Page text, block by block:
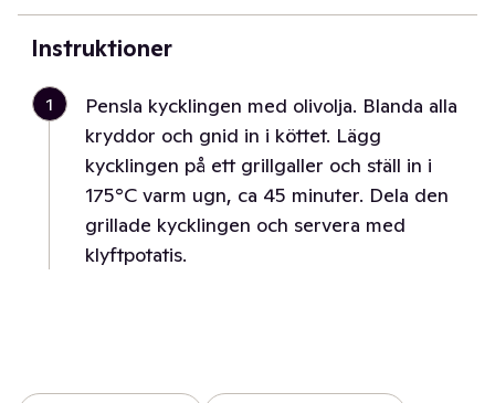
Instruktioner
1
Pensla kycklingen med olivolja. Blanda alla
kryddor och gnid in i köttet. Lägg
kycklingen på ett grillgaller och ställ in i
175°C varm ugn, ca 45 minuter. Dela den
grillade kycklingen och servera med
klyftpotatis.